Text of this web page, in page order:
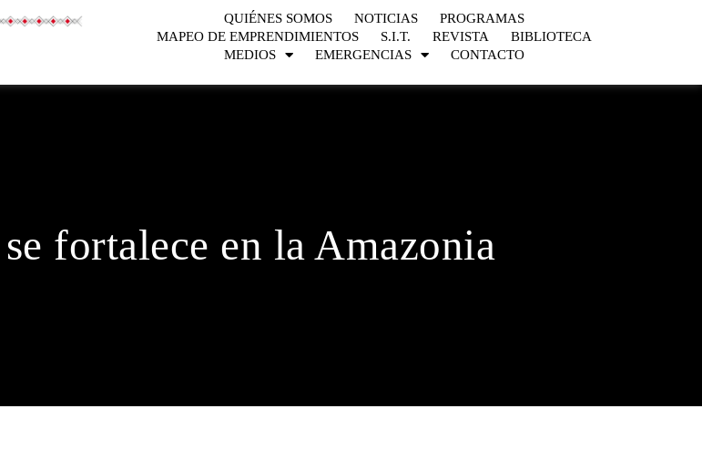
QUIÉNES SOMOS NOTICIAS
PROGRAMAS
MAPEO DE EMPRENDIMIENTOS
S.I.T. REVISTA
BIBLIOTECA
MEDIOS
EMERGENCIAS CONTACTO
fortalece en la Amazonia